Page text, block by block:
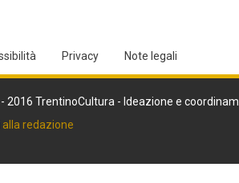
Privacy Note legali
2016 TrentinoCultura - Ideazione e
alla redazione